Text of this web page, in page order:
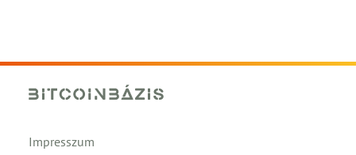
Impresszum